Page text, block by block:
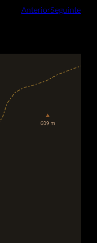
AnteriorSeguinte